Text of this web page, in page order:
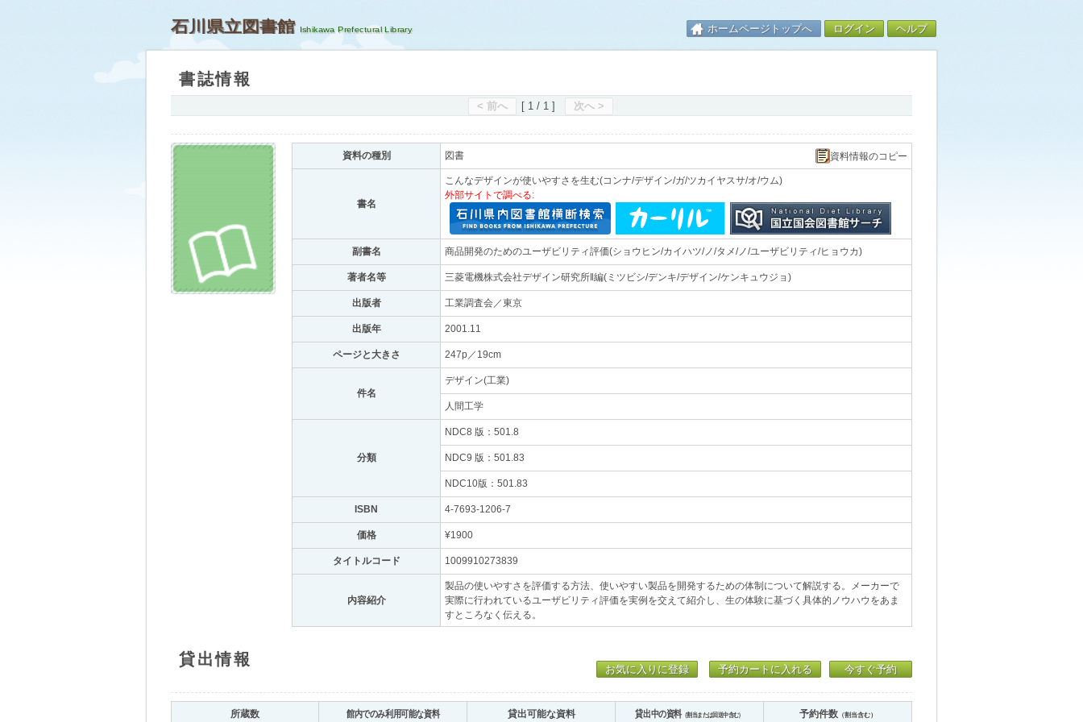
石川県立図書館 ホームページトップへ ログイン ヘルプ
書誌情報
< 前へ [ 1 / 1 ] 次へ >
資料の種別 図書 資料情報のコピー
書名
こんなデザインが使いやすさを生む(コンナ/デザイン/ガ/ツカイヤスサ/オ/ウム)
外部サイトで調べる:
副書名 商品開発のためのユーザビリティ評価(ショウヒン/カイハツ/ノ/タメ/ノ/ユーザビリティ/ヒョウカ)
著者名等 三菱電機株式会社デザイン研究所‖編(ミツビシ/デンキ/デザイン/ケンキュウジョ)
出版者 工業調査会／東京
出版年 2001.11
ページと大きさ 247p／19cm
件名
デザイン(工業)
人間工学
分類
NDC8 版：501.8
NDC9 版：501.83
NDC10版：501.83
ISBN 4-7693-1206-7
価格 ¥1900
タイトルコード 1009910273839
内容紹介
製品の使いやすさを評価する方法、使いやすい製品を開発するための体制について解説する。メーカーで
実際に行われているユーザビリティ評価を実例を交えて紹介し、生の体験に基づく具体的ノウハウをあま
すところなく伝える。
貸出情報
お気に入りに登録 予約カートに入れる 今すぐ予約
所蔵数 館内でのみ利用可能な資料 貸出可能な資料 貸出中の資料（割当または回送中含む） 予約件数（割当含む）